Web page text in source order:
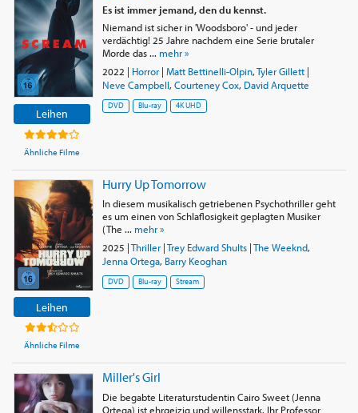
Leihen
Ähnliche Filme
Es ist immer jemand, den du kennst.
Niemand ist sicher in 'Woodsboro' - und jeder
verdächtig! 25 Jahre nachdem eine Serie brutaler
Morde das ... mehr »
2022 | Horror| Matt Bettinelli-Olpin,Tyler Gillett|
Neve Campbell, Courteney Cox, David Arquette
DVD Blu-ray 4K UHD
Leihen
Ähnliche Filme
Hurry Up Tomorrow
In diesem musikalisch getriebenen Psychothriller geht
es um einen von Schlaflosigkeit geplagten Musiker
(The ... mehr »
2025 |Thriller|Trey Edward Shults|The Weeknd,
Jenna Ortega, Barry Keoghan
DVD Blu-ray Stream
Miller's Girl
Die begabte Literaturstudentin Cairo Sweet (Jenna
Ortega) ist ehrgeizig und willensstark. Ihr Professor